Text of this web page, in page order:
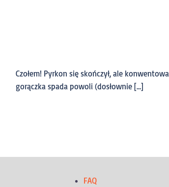
Czołem! Pyrkon się skończył, ale konwentowa
gorączka spada powoli (dosłownie […]
FAQ